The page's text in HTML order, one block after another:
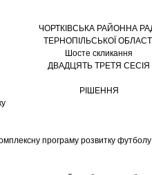
ЧОРТКІВСЬКА РАЙОННА
ТЕРНОПІЛЬСЬКОЇ ОБЛАСТІ
Шосте скликання
ДВАДЦЯТЬ ТРЕТЯ СЕСІЯ
РІШЕННЯ
2013
програму розвитку футболу